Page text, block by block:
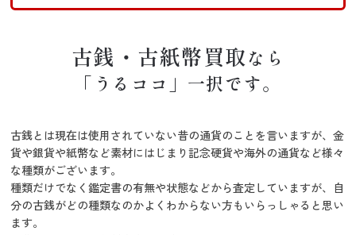
古銭・古紙幣買取なら
「うるココ」一択です。
古銭とは現在は使用されていない昔の通貨のことを言いますが、金
貨や銀貨や紙幣など素材にはじまり記念硬貨や海外の通貨など様々
な種類がございます。
種類だけでなく鑑定書の有無や状態などから査定していますが、自
分の古銭がどの種類なのかよくわからない方もいらっしゃると思い
ます。